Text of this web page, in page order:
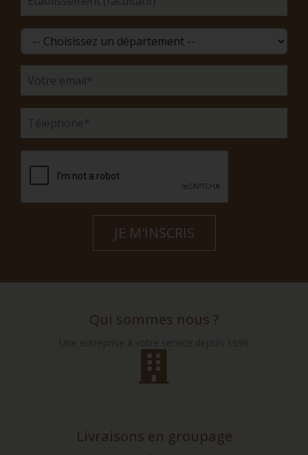
Qui sommes nous ?
Livraisons en groupage